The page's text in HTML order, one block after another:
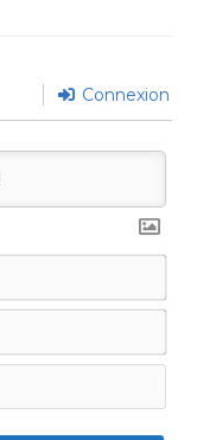
Connexion
E-